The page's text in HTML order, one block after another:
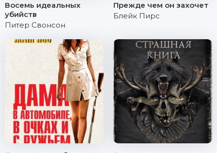
Восемь идеальных
убийств
Питер Свонсон
Прежде чем он захочет
Блейк Пирс